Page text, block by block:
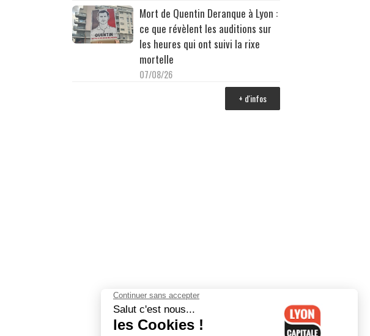
Mort de Quentin Deranque à Lyon :
ce que révèlent les auditions sur
les heures qui ont suivi la rixe
mortelle
07/08/26
+ d'infos